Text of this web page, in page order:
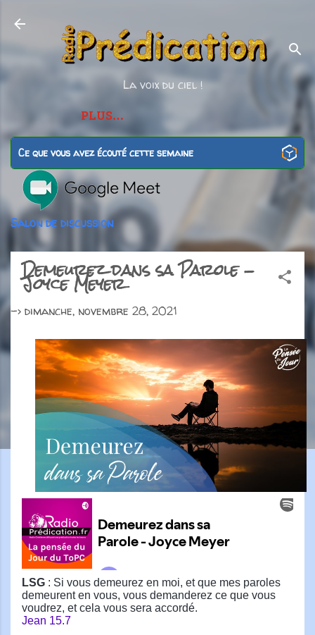
La voix du ciel !
PLUS…
Ce que vous avez écouté cette semaine
Salon de discussion
Demeurez dans sa Parole -
Joyce Meyer
-> dimanche, novembre 28, 2021
LSG : Si vous demeurez en moi, et que mes paroles
demeurent en vous, vous demanderez ce que vous
voudrez, et cela vous sera accordé.
Jean 15.7